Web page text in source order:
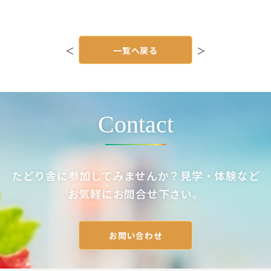
シ
＜ ＞
一覧へ戻る
Contact
たどり舎に参加してみませんか？見学・体験など
お気軽にお問合せ下さい。
お問い合わせ